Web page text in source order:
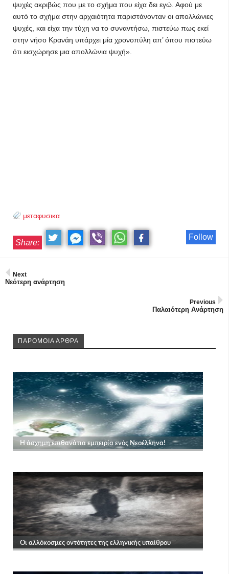
ψυχές ακριβώς που με το σχήμα που είχα δει εγώ. Αφού με
αυτό το σχήμα στην αρχαιότητα παριστάνονταν οι απολλώνιες
ψυχές, και είχα την τύχη να το συναντήσω, πιστεύω πως εκεί
στην νήσο Κρανάη υπάρχει μία χρονοπύλη απ’ όπου πιστεύω
ότι εισχώρησε μια απολλώνια ψυχή».
μεταφυσικα
Follow
Share:
Next
Νεότερη ανάρτηση
Previous
Παλαιότερη Ανάρτηση
ΠΑΡΟΜΟΙΑ ΑΡΘΡΑ